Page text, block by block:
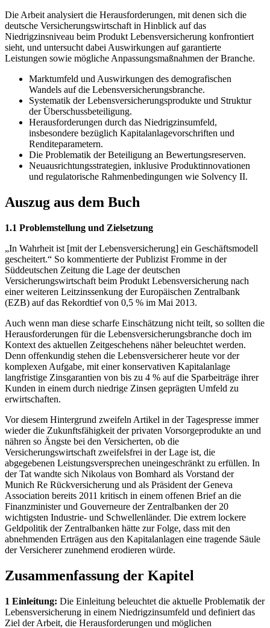
Die Arbeit analysiert die Herausforderungen, mit denen sich die
deutsche Versicherungswirtschaft in Hinblick auf das
Niedrigzinsniveau beim Produkt Lebensversicherung konfrontiert
sieht, und untersucht dabei Auswirkungen auf garantierte
Leistungen sowie mögliche Anpassungsmaßnahmen der Branche.
Marktumfeld und Auswirkungen des demografischen
Wandels auf die Lebensversicherungsbranche.
Systematik der Lebensversicherungsprodukte und Struktur
der Überschussbeteiligung.
Herausforderungen durch das Niedrigzinsumfeld,
insbesondere bezüglich Kapitalanlagevorschriften und
Renditeparametern.
Die Problematik der Beteiligung an Bewertungsreserven.
Neuausrichtungsstrategien, inklusive Produktinnovationen
und regulatorische Rahmenbedingungen wie Solvency II.
Auszug aus dem Buch
1.1 Problemstellung und Zielsetzung
„In Wahrheit ist [mit der Lebensversicherung] ein Geschäftsmodell
gescheitert.“ So kommentierte der Publizist Fromme in der
Süddeutschen Zeitung die Lage der deutschen
Versicherungswirtschaft beim Produkt Lebensversicherung nach
einer weiteren Leitzinssenkung der Europäischen Zentralbank
(EZB) auf das Rekordtief von 0,5 % im Mai 2013.
Auch wenn man diese scharfe Einschätzung nicht teilt, so sollten die
Herausforderungen für die Lebensversicherungsbranche doch im
Kontext des aktuellen Zeitgeschehens näher beleuchtet werden.
Denn offenkundig stehen die Lebensversicherer heute vor der
komplexen Aufgabe, mit einer konservativen Kapitalanlage
langfristige Zinsgarantien von bis zu 4 % auf die Sparbeiträge ihrer
Kunden in einem durch niedrige Zinsen geprägten Umfeld zu
erwirtschaften.
Vor diesem Hintergrund zweifeln Artikel in der Tagespresse immer
wieder die Zukunftsfähigkeit der privaten Vorsorgeprodukte an und
nähren so Ängste bei den Versicherten, ob die
Versicherungswirtschaft zweifelsfrei in der Lage ist, die
abgegebenen Leistungsversprechen uneingeschränkt zu erfüllen. In
der Tat wandte sich Nikolaus von Bomhard als Vorstand der
Munich Re Rückversicherung und als Präsident der Geneva
Association bereits 2011 kritisch in einem offenen Brief an die
Finanzminister und Gouverneure der Zentralbanken der 20
wichtigsten Industrie- und Schwellenländer. Die extrem lockere
Geldpolitik der Zentralbanken hätte zur Folge, dass mit den
abnehmenden Erträgen aus den Kapitalanlagen eine tragende Säule
der Versicherer zunehmend erodieren würde.
Zusammenfassung der Kapitel
1 Einleitung: Die Einleitung beleuchtet die aktuelle Problematik der
Lebensversicherung in einem Niedrigzinsumfeld und definiert das
Ziel der Arbeit, die Herausforderungen und möglichen